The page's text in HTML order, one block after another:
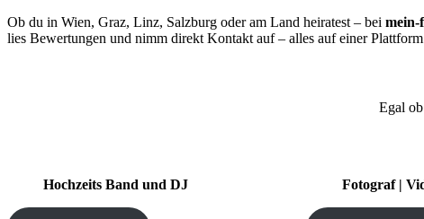
Ob du in Wien, Graz, Linz, Salzburg oder am Land heiratest – bei mein-
lies Bewertungen und nimm direkt Kontakt auf – alles auf einer
Egal
Hochzeits Band und DJ Fotograf |